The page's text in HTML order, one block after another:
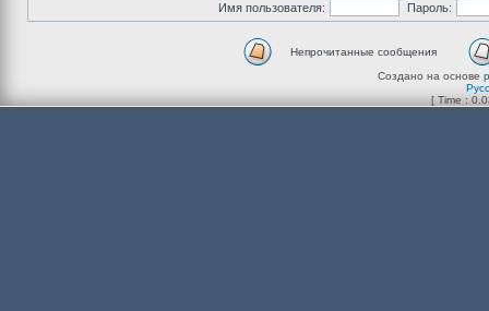
Имя пользователя: Пароль:
Непрочитанные сообщения
Создано на основе
[ Time :